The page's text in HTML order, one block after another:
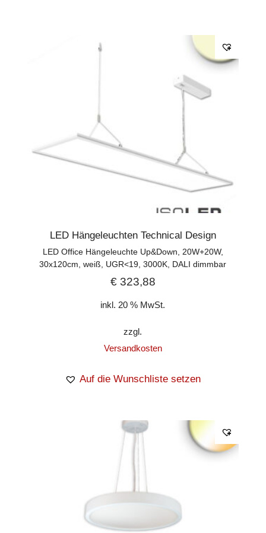
LED Hängeleuchten Technical Design
LED Office Hängeleuchte Up&Down, 20W+20W,
30x120cm, weiß, UGR<19, 3000K, DALI dimmbar
€323,88
inkl. 20 % MwSt.
zzgl.
Versandkosten
Auf die Wunschliste setzen